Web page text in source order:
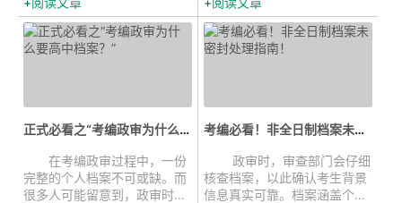
正式必看之“考编政审为什么要高...
在考编政审过程中，一份
完整的个人档案不可或缺。而
很多人可能留意到，政审时档
考编必看！非全日制档案未密封处理...
政审时，审查部门会仔细
核查档案，以此确认考生背景
信息真实可靠。档案涵盖个人